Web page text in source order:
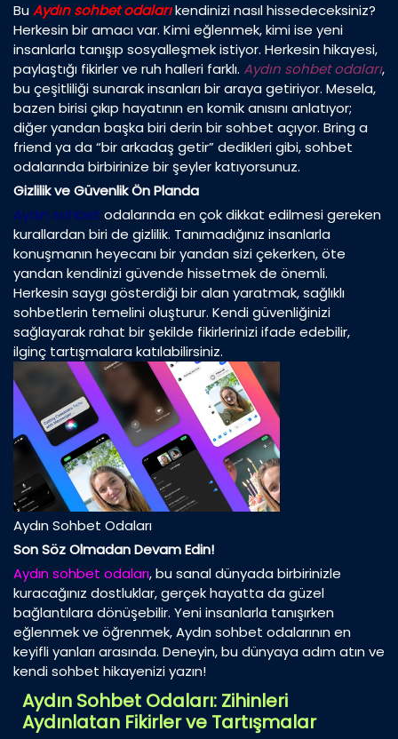
BuAydın sohbet odalarıkendinizi nasıl hissedeceksiniz?
Herkesin bir amacı var. Kimi eğlenmek, kimi ise yeni
insanlarla tanışıp sosyalleşmek istiyor. Herkesin hikayesi,
paylaştığı fikirler ve ruh halleri farklı. Aydın sohbet odaları,
bu çeşitliliği sunarak insanları bir araya getiriyor. Mesela,
bazen birisi çıkıp hayatının en komik anısını anlatıyor;
diğer yandan başka biri derin bir sohbet açıyor. Bring a
friend ya da “bir arkadaş getir” dedikleri gibi, sohbet
odalarında birbirinize bir şeyler katıyorsunuz.
Gizlilik ve Güvenlik Ön Planda
Aydın sohbet odalarında en çok dikkat edilmesi gereken
kurallardan biri de gizlilik. Tanımadığınız insanlarla
konuşmanın heyecanı bir yandan sizi çekerken, öte
yandan kendinizi güvende hissetmek de önemli.
Herkesin saygı gösterdiği bir alan yaratmak, sağlıklı
sohbetlerin temelini oluşturur. Kendi güvenliğinizi
sağlayarak rahat bir şekilde fikirlerinizi ifade edebilir,
ilginç tartışmalara katılabilirsiniz.
Aydın Sohbet Odaları
Son Söz Olmadan Devam Edin!
Aydın sohbet odaları, bu sanal dünyada birbirinizle
kuracağınız dostluklar, gerçek hayatta da güzel
bağlantılara dönüşebilir. Yeni insanlarla tanışırken
eğlenmek ve öğrenmek, Aydın sohbet odalarının en
keyifli yanları arasında. Deneyin, bu dünyaya adım atın ve
kendi sohbet hikayenizi yazın!
Aydın Sohbet Odaları: Zihinleri
Aydınlatan Fikirler ve Tartışmalar